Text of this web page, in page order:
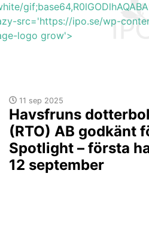
src='https://ipo.se/wp-
logo grow'>
11 sep 2025
Havsfruns
(RTO) AB godkänt
Spotlight – första
12 september